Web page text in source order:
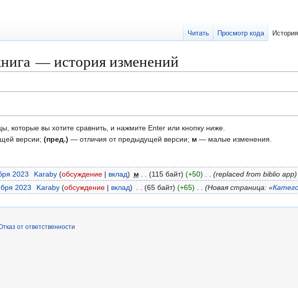
— история изменений
которые вы хотите сравнить, и нажмите Enter или кнопку ниже.
версии; (пред.) — отличия от предыдущей версии; м — малые изменения.
2023 Karaby обсуждение вклад м 115 байт +50
replaced from biblio app
2023 Karaby обсуждение вклад 65 байт +65 Новая страница: «
Читать Просмотр кода История
от ответственности